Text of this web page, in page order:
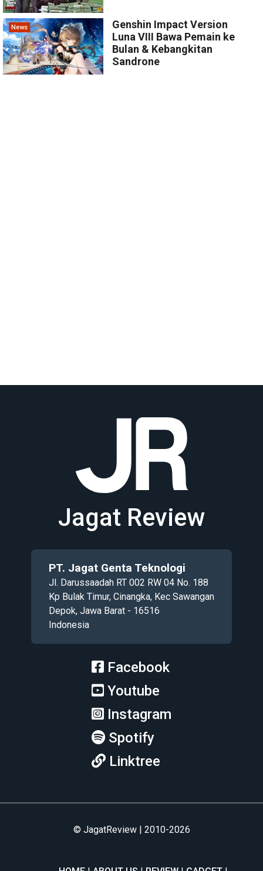
News
Genshin Impact Version
Luna VIII Bawa Pemain ke
Bulan & Kebangkitan
Sandrone
Jagat Review
PT. Jagat Genta Teknologi
Jl. Darussaadah RT 002 RW 04 No. 188
Kp Bulak Timur, Cinangka, Kec Sawangan
Depok, Jawa Barat - 16516
Indonesia
Facebook
Youtube
Instagram
Spotify
Linktree
© JagatReview | 2010-2026